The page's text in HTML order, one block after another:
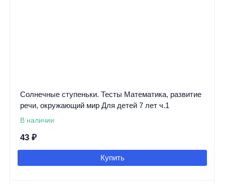
Солнечные ступеньки. Тесты Математика, развитие
речи, окружающий мир Для детей 7 лет ч.1
В наличии
43 ₽
Купить